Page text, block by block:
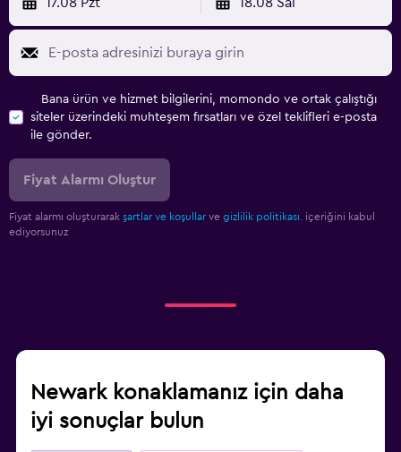
Bana ürün ve hizmet bilgilerini, momondo ve ortak çalıştığı
siteler üzerindeki muhteşem fırsatları ve özel teklifleri e-posta
ile gönder.
Fiyat Alarmı Oluştur
Fiyat alarmı oluşturarak şartlar ve koşullar ve gizlilik politikası.
içeriğini kabul
ediyorsunuz
Newark konaklamanız için daha
iyi sonuçlar bulun